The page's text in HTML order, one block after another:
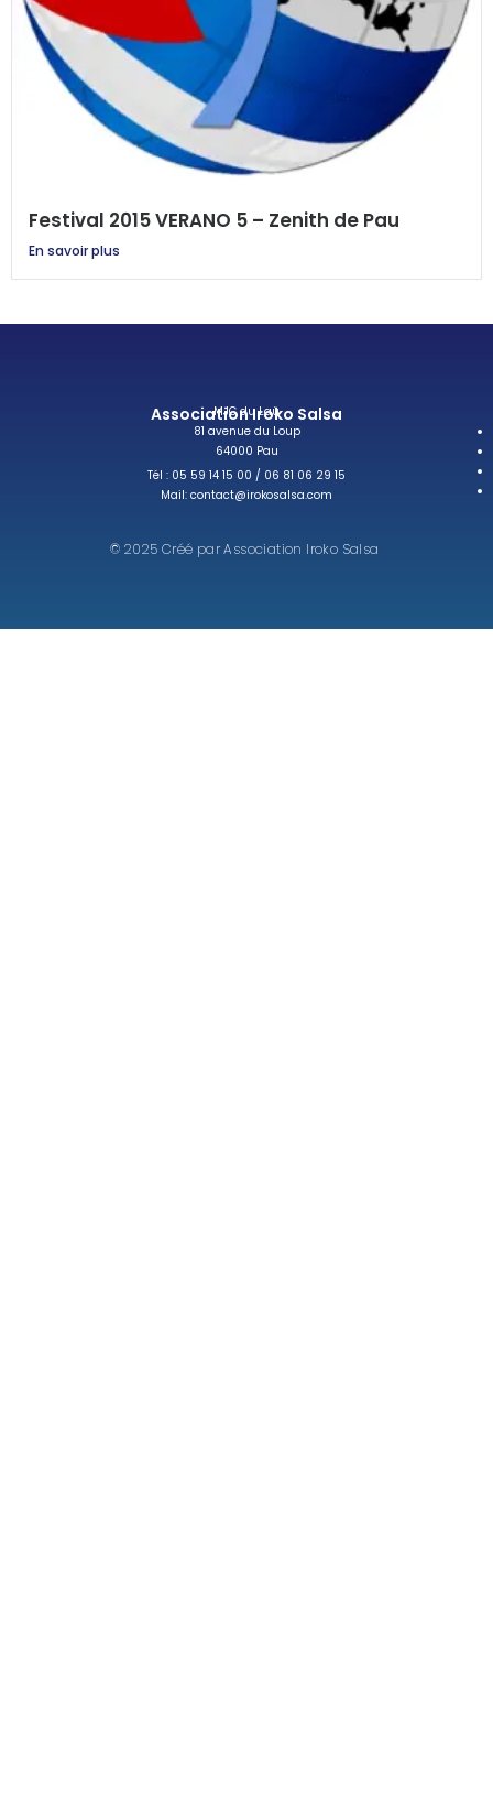
Festival 2015 VERANO 5 – Zenith de Pau
En savoir plus
Association Iroko Salsa
MJC du Laü
81 avenue du Loup
64000 Pau
Tél : 05 59 14 15 00 / 06 81 06 29 15
Mail: contact@irokosalsa.com
© 2025 Créé par Association Iroko Salsa